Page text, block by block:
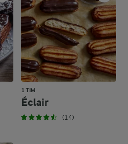
1 TIM
Éclair
(14)